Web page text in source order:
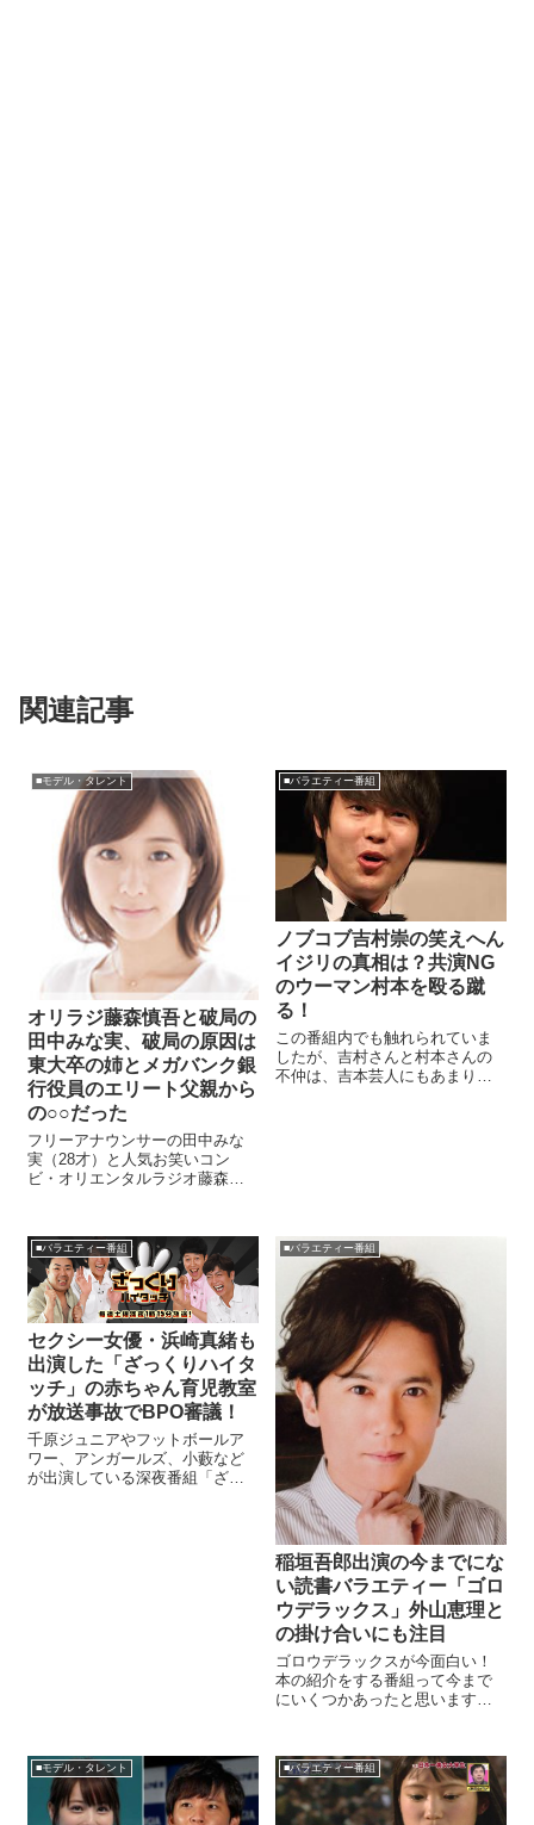
関連記事
■モデル・タレント
オリラジ藤森慎吾と破局の
田中みな実、破局の原因は
東大卒の姉とメガバンク銀
行役員のエリート父親から
の○○だった
フリーアナウンサーの田中みな
実（28才）と人気お笑いコン
ビ・オリエンタルラジオ藤森慎
田中みな実は藤森と交際してい
た当初の話ではあるが、自身の
結婚について聞かれた時には
「私もいつ...
■バラエティー番組
ノブコブ吉村崇の笑えへん
イジリの真相は？共演NG
のウーマン村本を殴る蹴
る！
この番組内でも触れられていま
したが、吉村さんと村本さんの
不仲は、吉本芸人にもあまり知
■バラエティー番組
セクシー女優・浜崎真緒も
出演した「ざっくりハイタ
ッチ」の赤ちゃん育児教室
が放送事故でBPO審議！
千原ジュニアやフットボールア
ワー、アンガールズ、小藪など
が出演している深夜番組「ざっ
■バラエティー番組
稲垣吾郎出演の今までにな
い読書バラエティー「ゴロ
ウデラックス」外山恵理と
の掛け合いにも注目
ゴロウデラックスが今面白い！
本の紹介をする番組って今まで
にいくつかあったと思います。
その本を書いた作家さんが登場
するなんて滅多になかったと思
います。 作家さんが登...
■モデル・タレント ■バラエティー番組